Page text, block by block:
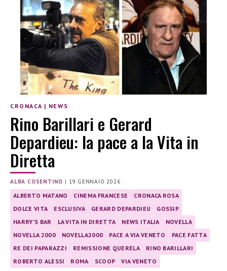
CRONACA | NEWS
Rino Barillari e Gerard
Depardieu: la pace a la Vita in
Diretta
ALBA COSENTINO | 19 GENNAIO 2026
ALBERTO MATANO CINEMA FRANCESE
CRONACA ROSA
DOLCE VITA
ESCLUSIVA GERARD DEPARDIEU
GOSSIP
HARRY'S BAR
LA VITA IN DIRETTA NEWS ITALIA
NOVELLA
NOVELLA 2000
NOVELLA2000 PACE A VIA VENETO
PACE FATTA
RE DEI PAPARAZZI
REMISSIONE QUERELA
RINO BARILLARI
ROBERTO ALESSI
ROMA SCOOP VIA VENETO